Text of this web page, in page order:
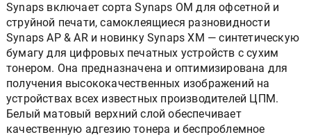
Synaps включает сорта Synaps OM для офсетной и
струйной печати, самоклеящиеся разновидности
Synaps AP & AR и новинку Synaps XM — синтетическую
бумагу для цифровых печатных устройств с сухим
тонером. Она предназначена и оптимизирована для
получения высококачественных изображений на
устройствах всех известных производителей ЦПМ.
Белый матовый верхний слой обеспечивает
качественную адгезию тонера и беспроблемное